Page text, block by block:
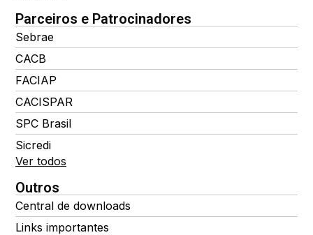
Parceiros e Patrocinadores
Sebrae
CACB
FACIAP
CACISPAR
SPC Brasil
Sicredi
Ver todos
Outros
Central de downloads
Links importantes